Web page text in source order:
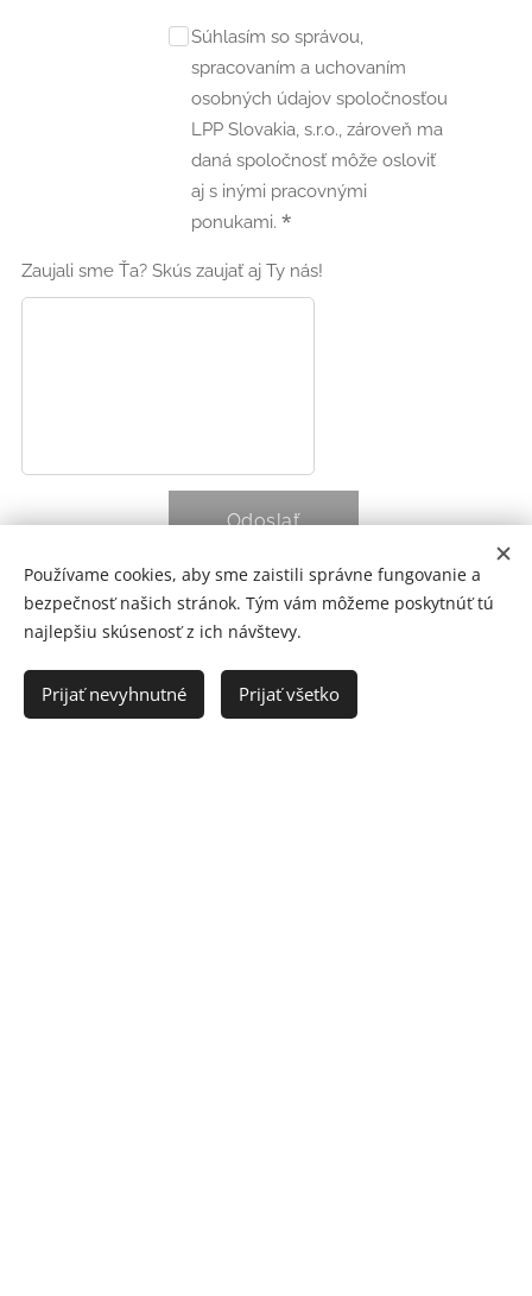
Súhlasím so správou,
spracovaním a uchovaním
osobných údajov spoločnosťou
LPP Slovakia, s.r.o., zároveň ma
daná spoločnosť môže osloviť
aj s inými pracovnými
ponukami.
Zaujali sme Ťa? Skús zaujať aj Ty nás!
Odoslať
Informácie o spracúvaní osobných údajov pri
výberovom procese
Používame cookies, aby sme zaistili správne fungovanie a
bezpečnosť našich stránok. Tým vám môžeme poskytnúť tú
najlepšiu skúsenosť z ich návštevy.
Prijať nevyhnutné Prijať všetko